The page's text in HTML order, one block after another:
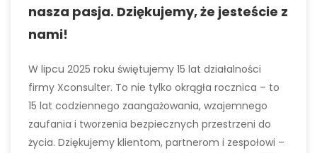
nasza pasja. Dziękujemy, że jesteście z
nami!
W lipcu 2025 roku świętujemy 15 lat działalności
firmy Xconsulter. To nie tylko okrągła rocznica – to
15 lat codziennego zaangażowania, wzajemnego
zaufania i tworzenia bezpiecznych przestrzeni do
życia. Dziękujemy klientom, partnerom i zespołowi –